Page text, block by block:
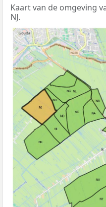
Kaart van de omgeving
NJ.